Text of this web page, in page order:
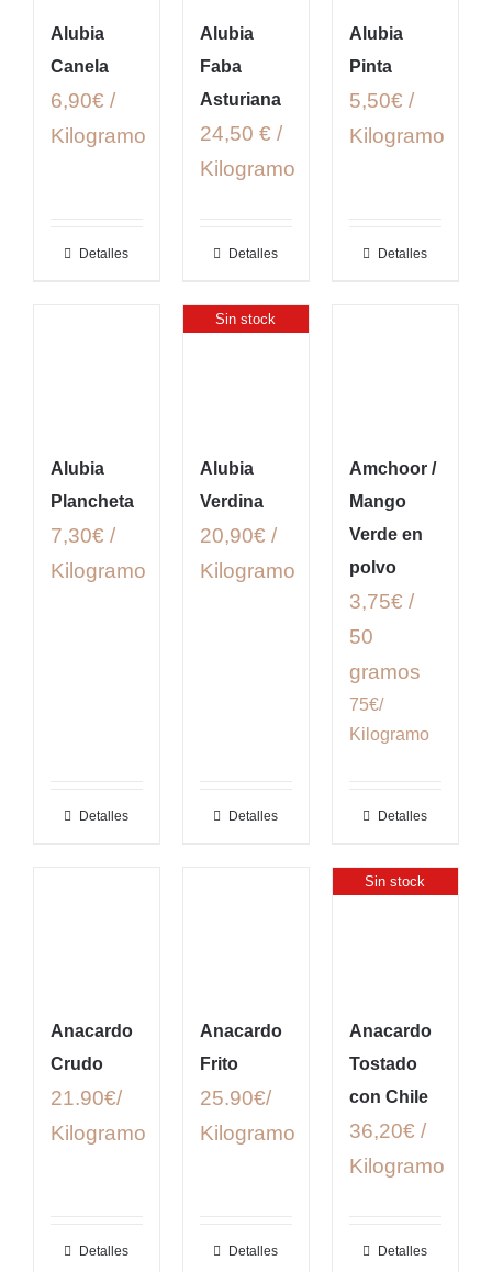
Alubia
Canela
6,90€ /
Kilogramo
Detalles
Alubia
Faba
Asturiana
24,50 € /
Kilogramo
Detalles
Alubia
Pinta
5,50€ /
Kilogramo
Detalles
Alubia
Plancheta
7,30€ /
Kilogramo
Detalles
Sin stock
Alubia
Verdina
20,90€ /
Kilogramo
Detalles
Amchoor /
Mango
Verde en
polvo
3,75€ /
50
gramos
75€/
Kilogramo
Detalles
Anacardo
Crudo
21.90€/
Kilogramo
Detalles
Anacardo
Frito
25.90€/
Kilogramo
Detalles
Sin stock
Anacardo
Tostado
con Chile
36,20€ /
Kilogramo
Detalles